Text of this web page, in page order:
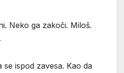
Neko ga zakoči. Miloš.
se ispod zavesa. Kao da